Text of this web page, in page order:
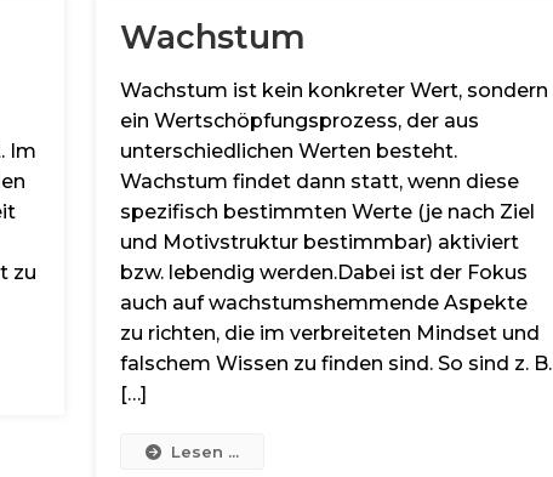
Im
zu
Wachstum
Wachstum ist kein konkreter Wert, sondern
ein Wertschöpfungsprozess, der aus
unterschiedlichen Werten besteht.
Wachstum findet dann statt, wenn diese
spezifisch bestimmten Werte (je nach Ziel
und Motivstruktur bestimmbar) aktiviert
bzw. lebendig werden.Dabei ist der Fokus
auch auf wachstumshemmende Aspekte
zu richten, die im verbreiteten Mindset und
falschem Wissen zu finden sind. So sind z. B.
[…]
Lesen ...